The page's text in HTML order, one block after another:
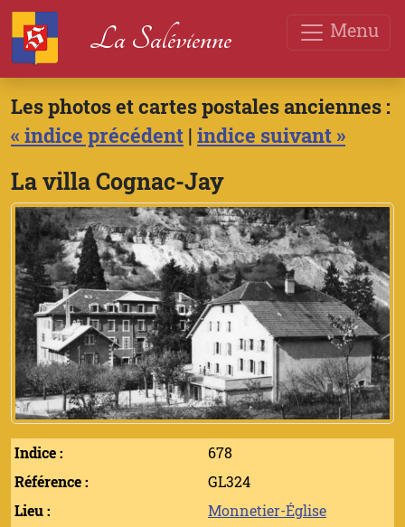
Menu
La Salévienne
Les photos et cartes postales anciennes :
« indice précédent | indice suivant »
La villa Cognac-Jay
Indice :
678
Référence :
GL324
Lieu :
Monnetier-Église